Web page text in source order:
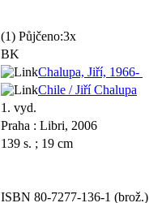
(1) Půjčeno:3x
BK
Chalupa, Jiří, 1966-
Chile / Jiří Chalupa
1. vyd.
Praha : Libri, 2006
139 s. ; 19 cm
ISBN 80-7277-136-1 (brož.)